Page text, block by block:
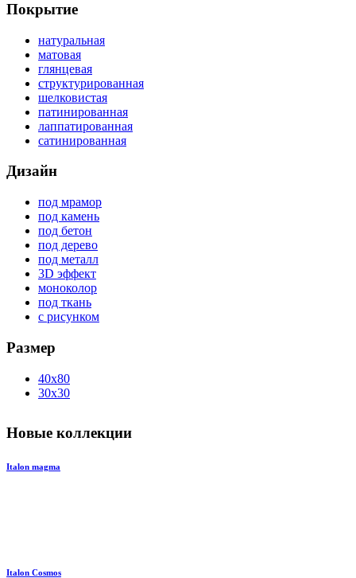
Покрытие
натуральная
матовая
глянцевая
структурированная
шелковистая
патинированная
лаппатированная
сатинированная
Дизайн
под мрамор
под камень
под бетон
под дерево
под металл
3D эффект
моноколор
под ткань
с рисунком
Размер
40x80
30x30
Новые коллекции
Italon magma
Italon Cosmos